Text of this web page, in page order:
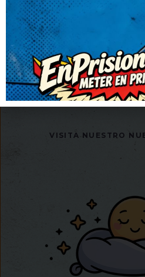
+ DE0CHISTES
AGREGA
VISITA NUESTRO